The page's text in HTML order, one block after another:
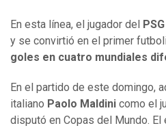
En esta línea, el jugador del PSG
y se convirtió en el primer
goles en cuatro mundiales
En el partido de este domingo,
italiano Paolo Maldini como el
disputó en Copas del Mundo.